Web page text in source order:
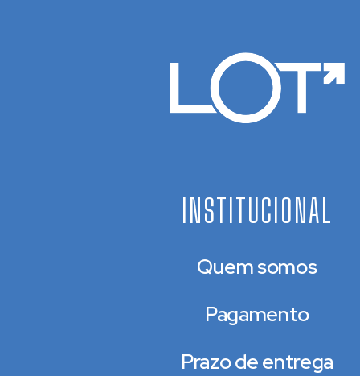
INSTITUCIONAL
Quem somos
Pagamento
Prazo de entrega